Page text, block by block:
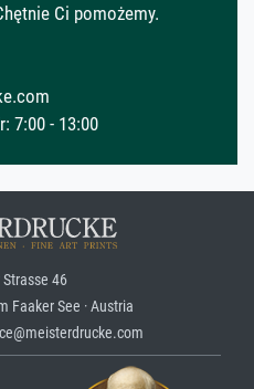
Ci pomożemy.
7:00 - 13:00
46
Faaker See · Austria